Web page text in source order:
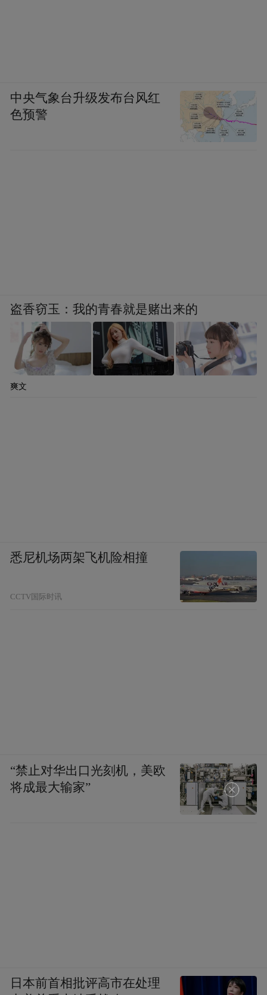
中央气象台升级发布台风红
色预警
盗香窃玉：我的青春就是赌出来的
爽文
悉尼机场两架飞机险相撞
CCTV国际时讯
“禁止对华出口光刻机，美欧
将成最大输家”
日本前首相批评高市在处理